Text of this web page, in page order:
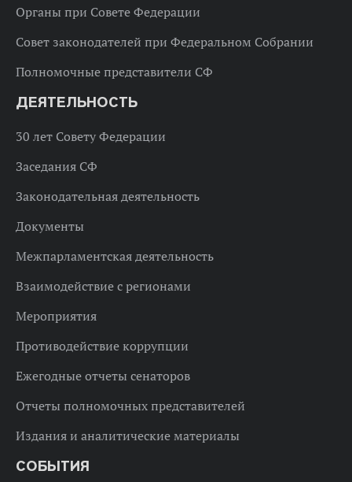
Органы при Совете Федерации
Совет законодателей при Федеральном Собрании
Полномочные представители СФ
ДЕЯТЕЛЬНОСТЬ
30 лет Совету Федерации
Заседания СФ
Законодательная деятельность
Документы
Межпарламентская деятельность
Взаимодействие с регионами
Мероприятия
Противодействие коррупции
Ежегодные отчеты сенаторов
Отчеты полномочных представителей
Издания и аналитические материалы
СОБЫТИЯ